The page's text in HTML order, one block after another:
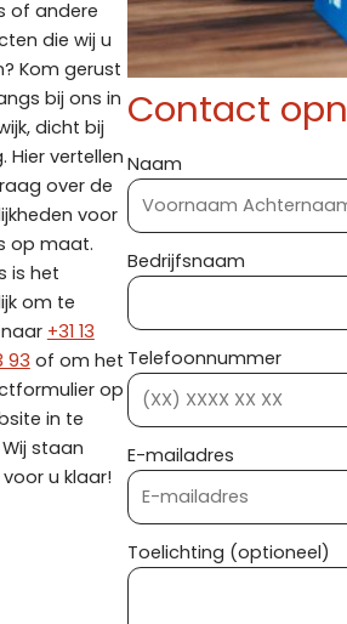
of andere
die wij u
Kom gerust
bij ons in
dicht bij
Hier vertellen
over de
voor
op maat.
is het
om te
+31 13
93 of om het
op
in te
staan
u klaar!
Contact
Naam
Bedrijfsnaam
Telefoonnummer
E-mailadres
Toelichting (optioneel)